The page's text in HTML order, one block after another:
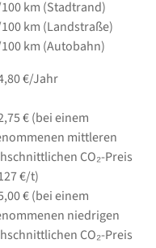
km (Stadtrand)
km (Landstraße)
km (Autobahn)
€/Jahr
€ (bei einem
mittleren
CO₂-Preis
€/t)
€ (bei einem
niedrigen
CO₂-Preis